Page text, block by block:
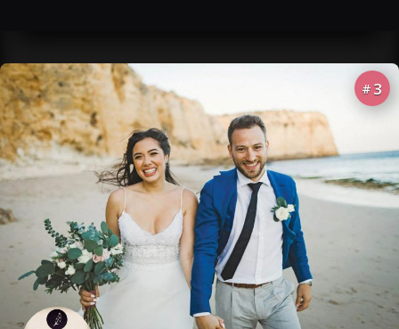
# 3